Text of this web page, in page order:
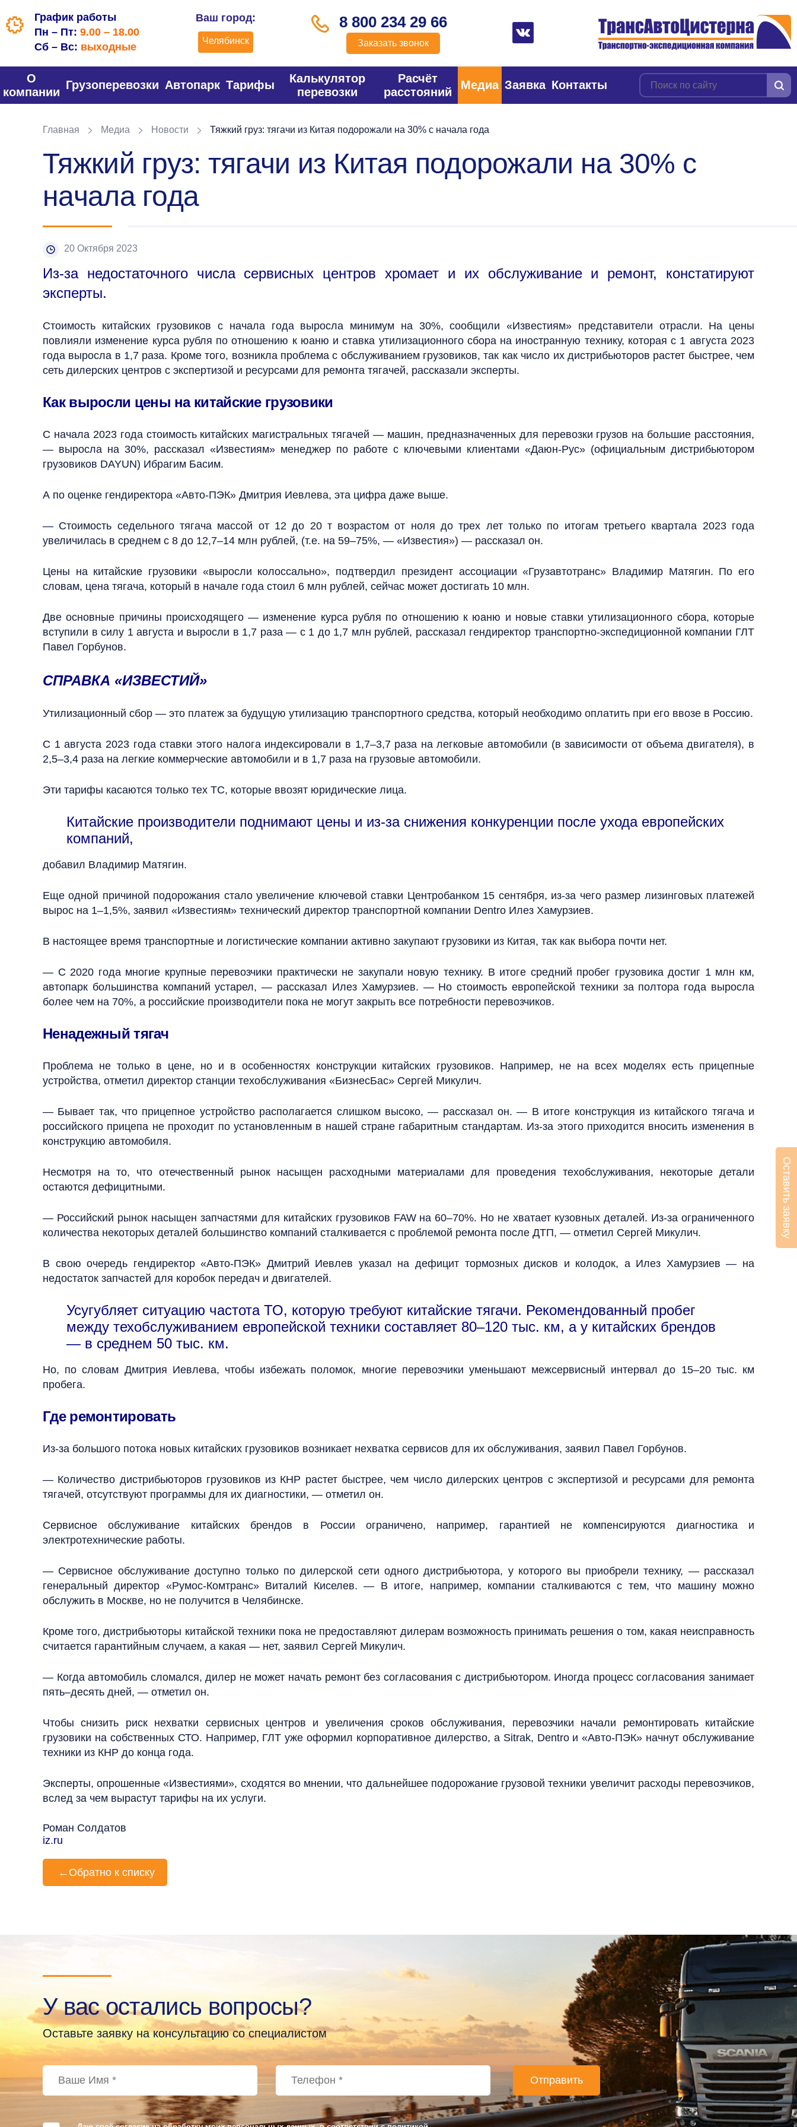
График работы
Пн – Пт: 9.00 – 18.00
Сб – Вс: выходные
Ваш город:
Челябинск
8 800 234 29 66
Заказать звонок
О
компании
Грузоперевозки Автопарк Тарифы
Калькулятор
перевозки
Расчёт
расстояний
Медиа Заявка Контакты
Главная Медиа Новости Тяжкий груз: тягачи из Китая подорожали на 30% с начала года
Тяжкий груз: тягачи из Китая подорожали на 30% с
начала года
20 Октября 2023
Из-за недостаточного числа сервисных центров хромает и их обслуживание и ремонт, констатируют
эксперты.
Стоимость китайских грузовиков с начала года выросла минимум на 30%, сообщили «Известиям» представители отрасли. На цены
повлияли изменение курса рубля по отношению к юаню и ставка утилизационного сбора на иностранную технику, которая с 1 августа 2023
года выросла в 1,7 раза. Кроме того, возникла проблема с обслуживанием грузовиков, так как число их дистрибьюторов растет быстрее, чем
сеть дилерских центров с экспертизой и ресурсами для ремонта тягачей, рассказали эксперты.
Как выросли цены на китайские грузовики
С начала 2023 года стоимость китайских магистральных тягачей — машин, предназначенных для перевозки грузов на большие расстояния,
— выросла на 30%, рассказал «Известиям» менеджер по работе с ключевыми клиентами «Даюн-Рус» (официальным дистрибьютором
грузовиков DAYUN) Ибрагим Басим.
А по оценке гендиректора «Авто-ПЭК» Дмитрия Иевлева, эта цифра даже выше.
— Стоимость седельного тягача массой от 12 до 20 т возрастом от ноля до трех лет только по итогам третьего квартала 2023 года
увеличилась в среднем с 8 до 12,7–14 млн рублей, (т.е. на 59–75%, — «Известия») — рассказал он.
Цены на китайские грузовики «выросли колоссально», подтвердил президент ассоциации «Грузавтотранс» Владимир Матягин. По его
словам, цена тягача, который в начале года стоил 6 млн рублей, сейчас может достигать 10 млн.
Две основные причины происходящего — изменение курса рубля по отношению к юаню и новые ставки утилизационного сбора, которые
вступили в силу 1 августа и выросли в 1,7 раза — с 1 до 1,7 млн рублей, рассказал гендиректор транспортно-экспедиционной компании ГЛТ
Павел Горбунов.
СПРАВКА «ИЗВЕСТИЙ»
Утилизационный сбор — это платеж за будущую утилизацию транспортного средства, который необходимо оплатить при его ввозе в Россию.
С 1 августа 2023 года ставки этого налога индексировали в 1,7–3,7 раза на легковые автомобили (в зависимости от объема двигателя), в
2,5–3,4 раза на легкие коммерческие автомобили и в 1,7 раза на грузовые автомобили.
Эти тарифы касаются только тех ТС, которые ввозят юридические лица.
Китайские производители поднимают цены и из-за снижения конкуренции после ухода европейских
компаний,
добавил Владимир Матягин.
Еще одной причиной подорожания стало увеличение ключевой ставки Центробанком 15 сентября, из-за чего размер лизинговых платежей
вырос на 1–1,5%, заявил «Известиям» технический директор транспортной компании Dentro Илез Хамурзиев.
В настоящее время транспортные и логистические компании активно закупают грузовики из Китая, так как выбора почти нет.
— С 2020 года многие крупные перевозчики практически не закупали новую технику. В итоге средний пробег грузовика достиг 1 млн км,
автопарк большинства компаний устарел, — рассказал Илез Хамурзиев. — Но стоимость европейской техники за полтора года выросла
более чем на 70%, а российские производители пока не могут закрыть все потребности перевозчиков.
Ненадежный тягач
Проблема не только в цене, но и в особенностях конструкции китайских грузовиков. Например, не на всех моделях есть прицепные
устройства, отметил директор станции техобслуживания «БизнесБас» Сергей Микулич.
— Бывает так, что прицепное устройство располагается слишком высоко, — рассказал он. — В итоге конструкция из китайского тягача и
российского прицепа не проходит по установленным в нашей стране габаритным стандартам. Из-за этого приходится вносить изменения в
конструкцию автомобиля.
Несмотря на то, что отечественный рынок насыщен расходными материалами для проведения техобслуживания, некоторые детали
остаются дефицитными.
— Российский рынок насыщен запчастями для китайских грузовиков FAW на 60–70%. Но не хватает кузовных деталей. Из-за ограниченного
количества некоторых деталей большинство компаний сталкивается с проблемой ремонта после ДТП, — отметил Сергей Микулич.
В свою очередь гендиректор «Авто-ПЭК» Дмитрий Иевлев указал на дефицит тормозных дисков и колодок, а Илез Хамурзиев — на
недостаток запчастей для коробок передач и двигателей.
Усугубляет ситуацию частота ТО, которую требуют китайские тягачи. Рекомендованный пробег
между техобслуживанием европейской техники составляет 80–120 тыс. км, а у китайских брендов
— в среднем 50 тыс. км.
Но, по словам Дмитрия Иевлева, чтобы избежать поломок, многие перевозчики уменьшают межсервисный интервал до 15–20 тыс. км
пробега.
Где ремонтировать
Из-за большого потока новых китайских грузовиков возникает нехватка сервисов для их обслуживания, заявил Павел Горбунов.
— Количество дистрибьюторов грузовиков из КНР растет быстрее, чем число дилерских центров с экспертизой и ресурсами для ремонта
тягачей, отсутствуют программы для их диагностики, — отметил он.
Сервисное обслуживание китайских брендов в России ограничено, например, гарантией не компенсируются диагностика и
электротехнические работы.
— Сервисное обслуживание доступно только по дилерской сети одного дистрибьютора, у которого вы приобрели технику, — рассказал
генеральный директор «Румос-Комтранс» Виталий Киселев. — В итоге, например, компании сталкиваются с тем, что машину можно
обслужить в Москве, но не получится в Челябинске.
Кроме того, дистрибьюторы китайской техники пока не предоставляют дилерам возможность принимать решения о том, какая неисправность
считается гарантийным случаем, а какая — нет, заявил Сергей Микулич.
— Когда автомобиль сломался, дилер не может начать ремонт без согласования с дистрибьютором. Иногда процесс согласования занимает
пять–десять дней, — отметил он.
Чтобы снизить риск нехватки сервисных центров и увеличения сроков обслуживания, перевозчики начали ремонтировать китайские
грузовики на собственных СТО. Например, ГЛТ уже оформил корпоративное дилерство, а Sitrak, Dentro и «Авто-ПЭК» начнут обслуживание
техники из КНР до конца года.
Эксперты, опрошенные «Известиями», сходятся во мнении, что дальнейшее подорожание грузовой техники увеличит расходы перевозчиков,
вслед за чем вырастут тарифы на их услуги.
Роман Солдатов
iz.ru
← Обратно к списку
У вас остались вопросы?
Оставьте заявку на консультацию со специалистом
Оставить заявку